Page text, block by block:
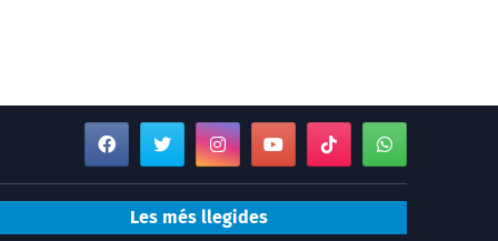
Les més llegides